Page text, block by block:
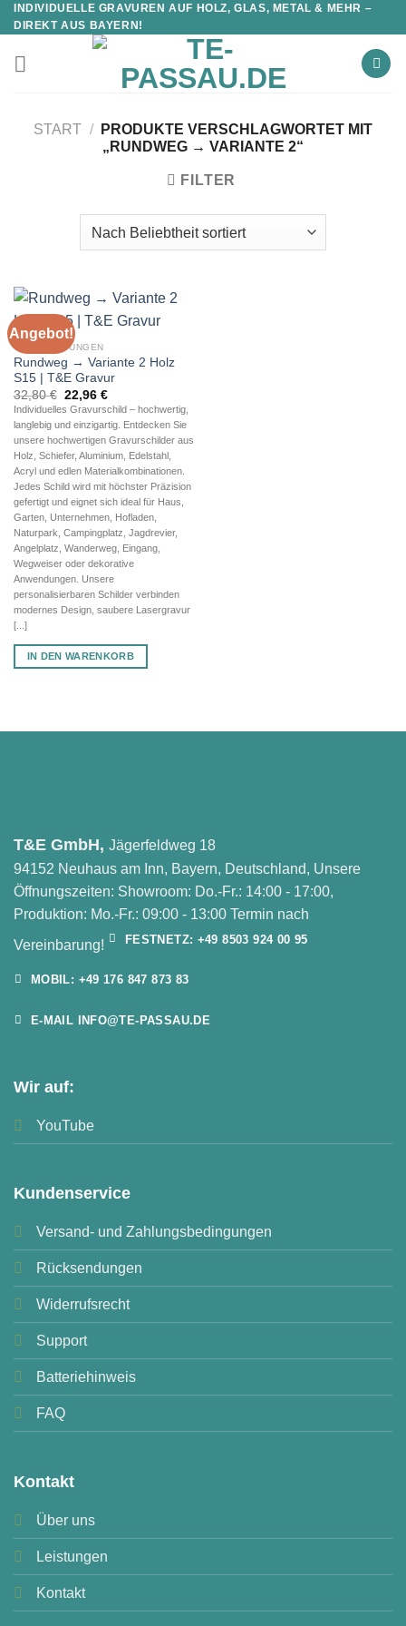
INDIVIDUELLE GRAVUREN AUF HOLZ, GLAS, METAL & MEHR –
DIREKT AUS BAYERN!
START /
PRODUKTE VERSCHLAGWORTET MIT
„RUNDWEG → VARIANTE 2“
FILTER
Angebot!
WEG-RICHTUNGEN
Rundweg → Variante 2 Holz
S15 | T&E Gravur
32,80€ Ursprünglicher
Preis
war:
32,80 €
22,96 €Aktueller
Preis
ist:
22,96 €.
Individuelles Gravurschild – hochwertig,
langlebig und einzigartig. Entdecken Sie
unsere hochwertigen Gravurschilder aus
Holz, Schiefer, Aluminium, Edelstahl,
Acryl und edlen Materialkombinationen.
Jedes Schild wird mit höchster Präzision
gefertigt und eignet sich ideal für Haus,
Garten, Unternehmen, Hofladen,
Naturpark, Campingplatz, Jagdrevier,
Angelplatz, Wanderweg, Eingang,
Wegweiser oder dekorative
Anwendungen. Unsere
personalisierbaren Schilder verbinden
modernes Design, saubere Lasergravur
[...]
IN DEN WARENKORB
T&E GmbH, Jägerfeldweg 18
94152 Neuhaus am Inn, Bayern, Deutschland, Unsere
Öffnungszeiten: Showroom: Do.-Fr.: 14:00 - 17:00,
Produktion: Mo.-Fr.: 09:00 - 13:00 Termin nach
Vereinbarung!
FESTNETZ: +49 8503 924 00 95
MOBIL: +49 176 847 873 83
E-MAIL INFO@TE-PASSAU.DE
Wir auf:
YouTube
Kundenservice
Versand- und Zahlungsbedingungen
Rücksendungen
Widerrufsrecht
Support
Batteriehinweis
FAQ
Kontakt
Über uns
Leistungen
Kontakt